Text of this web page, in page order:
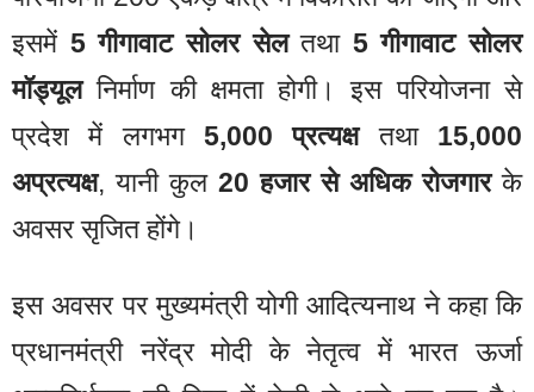
इसमें 5 गीगावाट सोलर सेलतथा 5 गीगावाट सोलर
मॉड्यूलनिर्माण की क्षमता होगी। इस परियोजना से
प्रदेश में लगभग 5,000 प्रत्यक्षतथा 15,000
अप्रत्यक्ष, यानी कुल 20 हजार से अधिक रोजगारके
अवसर सृजित होंगे।
इस अवसर पर मुख्यमंत्री योगी आदित्यनाथ ने कहा कि
प्रधानमंत्री नरेंद्र मोदी के नेतृत्व में भारत ऊर्जा